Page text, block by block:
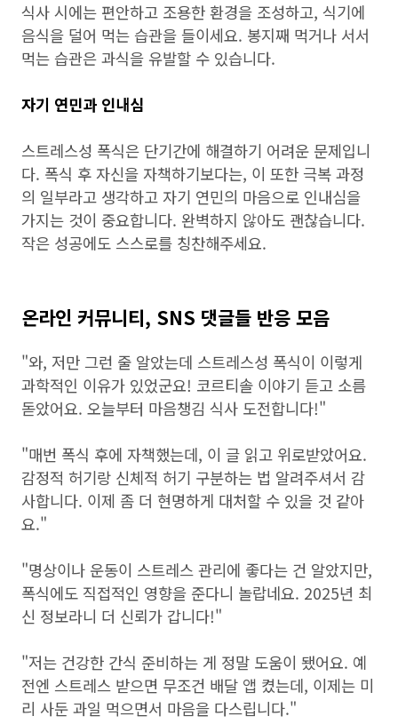
식사 시에는 편안하고 조용한 환경을 조성하고, 식기에
음식을 덜어 먹는 습관을 들이세요. 봉지째 먹거나 서서
먹는 습관은 과식을 유발할 수 있습니다.
자기 연민과 인내심
스트레스성 폭식은 단기간에 해결하기 어려운 문제입니
다. 폭식 후 자신을 자책하기보다는, 이 또한 극복 과정
의 일부라고 생각하고 자기 연민의 마음으로 인내심을
가지는 것이 중요합니다. 완벽하지 않아도 괜찮습니다.
작은 성공에도 스스로를 칭찬해주세요.
온라인 커뮤니티, SNS 댓글들 반응 모음
"와, 저만 그런 줄 알았는데 스트레스성 폭식이 이렇게
과학적인 이유가 있었군요! 코르티솔 이야기 듣고 소름
돋았어요. 오늘부터 마음챙김 식사 도전합니다!"
"매번 폭식 후에 자책했는데, 이 글 읽고 위로받았어요.
감정적 허기랑 신체적 허기 구분하는 법 알려주셔서 감
사합니다. 이제 좀 더 현명하게 대처할 수 있을 것 같아
요."
"명상이나 운동이 스트레스 관리에 좋다는 건 알았지만,
폭식에도 직접적인 영향을 준다니 놀랍네요. 2025년 최
신 정보라니 더 신뢰가 갑니다!"
"저는 건강한 간식 준비하는 게 정말 도움이 됐어요. 예
전엔 스트레스 받으면 무조건 배달 앱 켰는데, 이제는 미
리 사둔 과일 먹으면서 마음을 다스립니다."